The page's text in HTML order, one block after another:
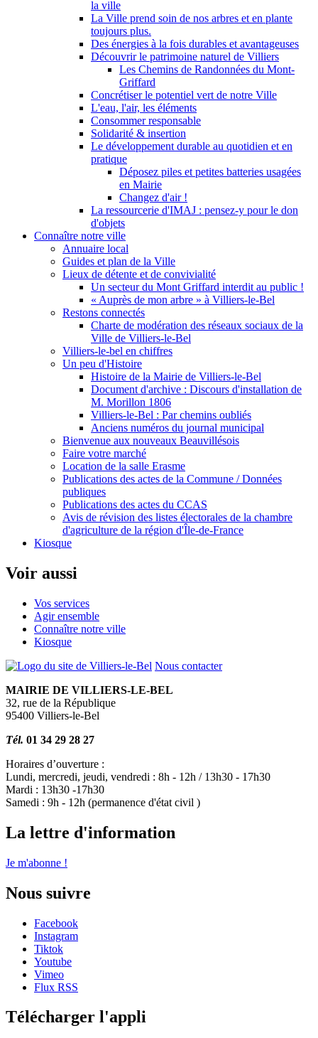
la ville
La Ville prend soin de nos arbres et en plante
toujours plus.
Des énergies à la fois durables et avantageuses
Découvrir le patrimoine naturel de Villiers
Les Chemins de Randonnées du Mont-
Griffard
Concrétiser le potentiel vert de notre Ville
L'eau, l'air, les éléments
Consommer responsable
Solidarité & insertion
Le développement durable au quotidien et en
pratique
Déposez piles et petites batteries usagées
en Mairie
Changez d'air !
La ressourcerie d'IMAJ : pensez-y pour le don
d'objets
Connaître notre ville
Annuaire local
Guides et plan de la Ville
Lieux de détente et de convivialité
Un secteur du Mont Griffard interdit au public !
« Auprès de mon arbre » à Villiers-le-Bel
Restons connectés
Charte de modération des réseaux sociaux de la
Ville de Villiers-le-Bel
Villiers-le-bel en chiffres
Un peu d'Histoire
Histoire de la Mairie de Villiers-le-Bel
Document d'archive : Discours d'installation de
M. Morillon 1806
Villiers-le-Bel : Par chemins oubliés
Anciens numéros du journal municipal
Bienvenue aux nouveaux Beauvillésois
Faire votre marché
Location de la salle Erasme
Publications des actes de la Commune / Données
publiques
Publications des actes du CCAS
Avis de révision des listes électorales de la chambre
d'agriculture de la région d'Île-de-France
Kiosque
Voir aussi
Vos services
Agir ensemble
Connaître notre ville
Kiosque
Nous contacter
MAIRIE DE VILLIERS-LE-BEL
32, rue de la République
95400 Villiers-le-Bel
Tél. 01 34 29 28 27
Horaires d’ouverture :
Lundi, mercredi, jeudi, vendredi : 8h - 12h / 13h30 - 17h30
Mardi : 13h30 -17h30
Samedi : 9h - 12h (permanence d'état civil )
La lettre d'information
Je m'abonne !
Nous suivre
Facebook
Instagram
Tiktok
Youtube
Vimeo
Flux RSS
Télécharger l'appli